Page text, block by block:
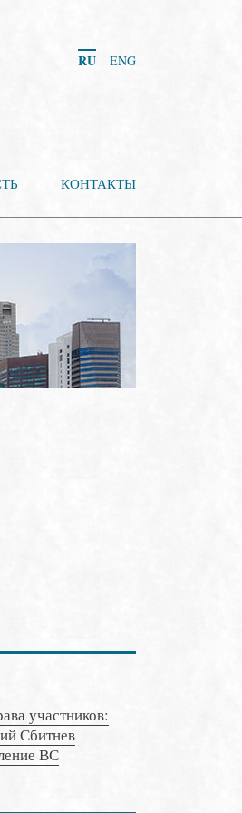
RU ENG
КОНТАКТЫ
участников:
Сбитнев
ВС